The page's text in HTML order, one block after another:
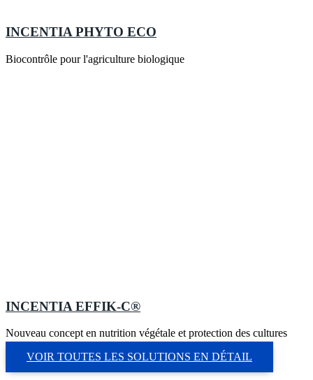
INCENTIA PHYTO ECO
Biocontrôle pour l'agriculture biologique
INCENTIA EFFIK-C®
Nouveau concept en nutrition végétale et protection des cultures
VOIR TOUTES LES SOLUTIONS EN DÉTAIL